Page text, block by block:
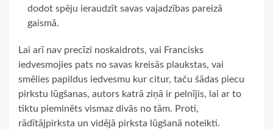
dodot spēju ieraudzīt savas vajadzības pareizā
gaismā.
Lai arī nav precīzi noskaidrots, vai Francisks
iedvesmojies pats no savas kreisās plaukstas, vai
smēlies papildus iedvesmu kur citur, taču šādas piecu
pirkstu lūgšanas, autors katrā ziņā ir pelnījis, lai ar to
tiktu pieminēts vismaz divās no tām. Proti,
rādītājpirksta un vidējā pirksta lūgšanā noteikti.